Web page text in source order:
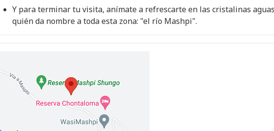
Y para terminar tu visita, anímate a refrescarte en las cristalinas
quién da nombre a toda esta zona: "el río Mashpi".